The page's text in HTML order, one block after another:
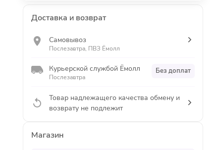
Доставка и возврат
Самовывоз
Послезавтра, ПВЗ Ёмолл
Курьерской службой Ёмолл
Послезавтра
Без доплат
Товар надлежащего качества обмену и
возврату не подлежит
Магазин